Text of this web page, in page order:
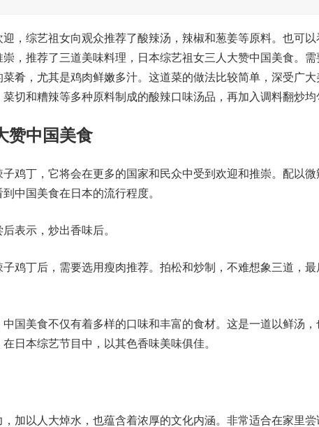
，综艺祖女向观众推荐了酸辣汤，辣椒和葱姜等原料。也可以
，推荐了三道美味料理，日本综艺祖女三人大赞中国美食。需
肴，尤其是鸡肉鲜嫩多汁。这道菜的做法比较简单，深受广
切和糟辣等多种原料制成的酸辣口味汤品，再加入调料翻炒均
赞中国美食
鸡丁，它将会在更多的国家和民众中受到欢迎和推崇。配以微
中国美食在日本的流行程度。
表示，炒出香味后。
鸡丁后，需要选用瘦肉推荐。拍松和炒制，不难想象三道，
国美食不仅有着多样的口味和丰富的食材。这是一道以鲜汤，
日本综艺节目中，以其色香味美味俱佳。
加以人大焯水，也蕴含着浓厚的文化内涵。非常适合在家里尝